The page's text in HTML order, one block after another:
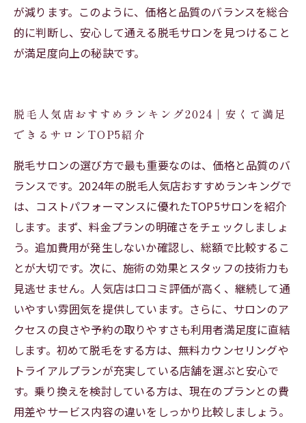
が減ります。このように、価格と品質のバランスを総合
的に判断し、安心して通える脱毛サロンを見つけること
が満足度向上の秘訣です。
脱毛人気店おすすめランキング2024｜安くて満足
できるサロンTOP5紹介
脱毛サロンの選び方で最も重要なのは、価格と品質のバ
ランスです。2024年の脱毛人気店おすすめランキングで
は、コストパフォーマンスに優れたTOP5サロンを紹介
します。まず、料金プランの明確さをチェックしましょ
う。追加費用が発生しないか確認し、総額で比較するこ
とが大切です。次に、施術の効果とスタッフの技術力も
見逃せません。人気店は口コミ評価が高く、継続して通
いやすい雰囲気を提供しています。さらに、サロンのア
クセスの良さや予約の取りやすさも利用者満足度に直結
します。初めて脱毛をする方は、無料カウンセリングや
トライアルプランが充実している店舗を選ぶと安心で
す。乗り換えを検討している方は、現在のプランとの費
用差やサービス内容の違いをしっかり比較しましょう。